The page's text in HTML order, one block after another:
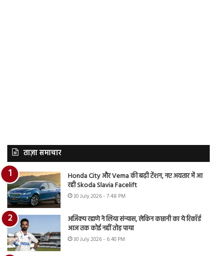
ताज़ा समाचार
Honda City और Verna की बढ़ी टेंशन, नए अवतार में आ
रही Skoda Slavia Facelift
30 July 2026 - 7:48 PM
अजिंक्य रहाणे ने लिया संन्यास, लेकिन कप्तानी का ये रिकॉर्ड
आज तक कोई नहीं तोड़ पाया
30 July 2026 - 6:40 PM